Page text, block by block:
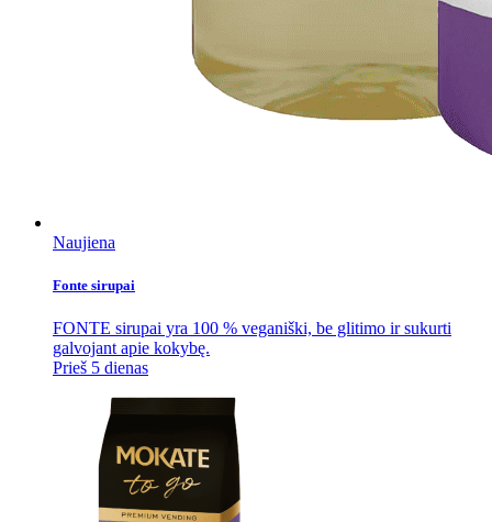
Naujiena
Fonte sirupai
FONTE sirupai yra 100 % veganiški, be glitimo ir sukurti
galvojant apie kokybę.
Prieš 5 dienas